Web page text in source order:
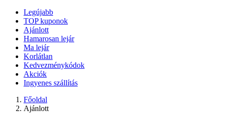
Legújabb
TOP kuponok
Ajánlott
Hamarosan lejár
Ma lejár
Korlátlan
Kedvezménykódok
Akciók
Ingyenes szállítás
Főoldal
Ajánlott